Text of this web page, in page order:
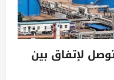
لإتفاق بين